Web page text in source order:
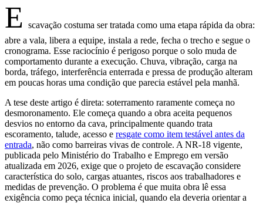
E scavação costuma ser tratada como uma etapa rápida da obra:
abre a vala, libera a equipe, instala a rede, fecha o trecho e segue o
cronograma. Esse raciocínio é perigoso porque o solo muda de
comportamento durante a execução. Chuva, vibração, carga na
borda, tráfego, interferência enterrada e pressa de produção alteram
em poucas horas uma condição que parecia estável pela manhã.
A tese deste artigo é direta: soterramento raramente começa no
desmoronamento. Ele começa quando a obra aceita pequenos
desvios no entorno da cava, principalmente quando trata
escoramento, talude, acesso e resgate como item testável antes da
entrada, não como barreiras vivas de controle. A NR-18 vigente,
publicada pelo Ministério do Trabalho e Emprego em versão
atualizada em 2026, exige que o projeto de escavação considere
característica do solo, cargas atuantes, riscos aos trabalhadores e
medidas de prevenção. O problema é que muita obra lê essa
exigência como peça técnica inicial, quando ela deveria orientar a